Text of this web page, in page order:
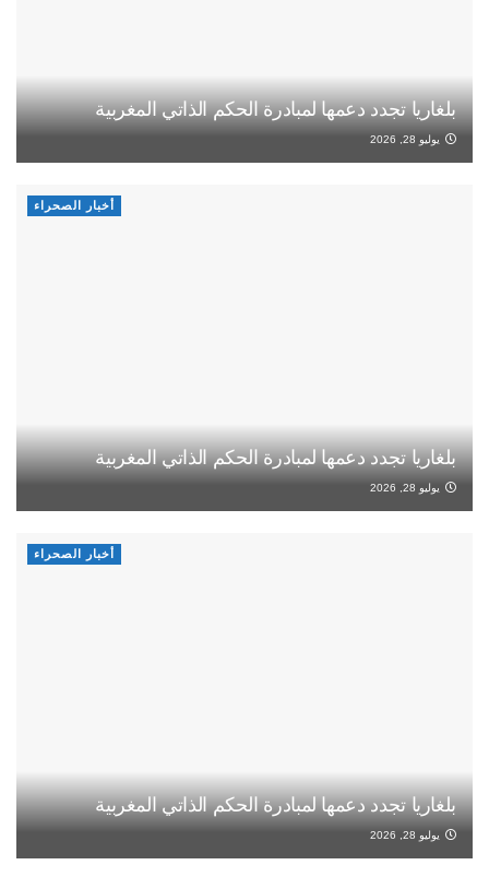
بلغاريا تجدد دعمها لمبادرة الحكم الذاتي المغربية
يوليو 28, 2026
أخبار الصحراء
بلغاريا تجدد دعمها لمبادرة الحكم الذاتي المغربية
يوليو 28, 2026
أخبار الصحراء
بلغاريا تجدد دعمها لمبادرة الحكم الذاتي المغربية
يوليو 28, 2026